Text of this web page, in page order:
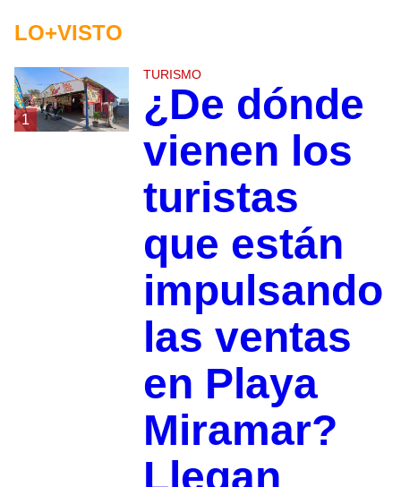
LO+VISTO
1
TURISMO
¿De dónde
vienen los
turistas
que están
impulsando
las ventas
en Playa
Miramar?
Llegan